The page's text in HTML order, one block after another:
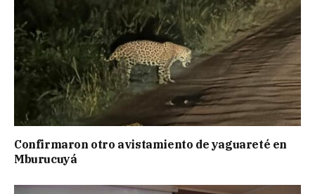
Confirmaron otro avistamiento de yaguareté en
Mburucuyá